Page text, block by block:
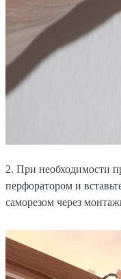
2. При необходимости
перфоратором и
саморезом через